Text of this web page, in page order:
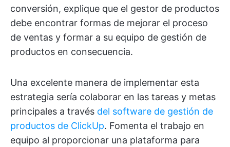
conversión, explique que el gestor de productos
debe encontrar formas de mejorar el proceso
de ventas y formar a su equipo de gestión de
productos en consecuencia.
Una excelente manera de implementar esta
estrategia sería colaborar en las tareas y metas
principales a través del software de gestión de
productos de ClickUp. Fomenta el trabajo en
equipo al proporcionar una plataforma para